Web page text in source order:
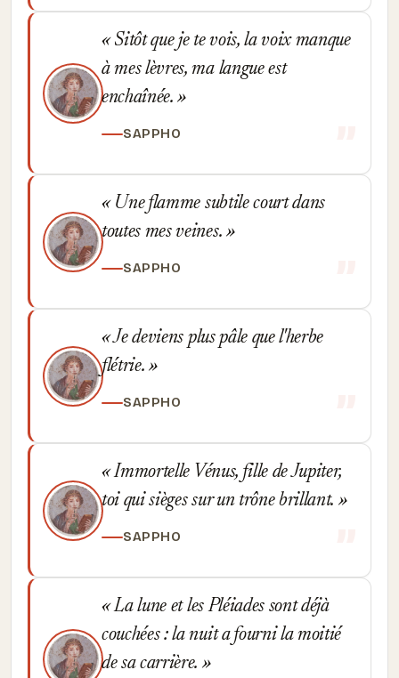
Sitôt que je te vois, la voix manque
à mes lèvres, ma langue est
enchaînée.
SAPPHO
Une flamme subtile court dans
toutes mes veines.
SAPPHO
Je deviens plus pâle que l'herbe
flétrie.
SAPPHO
Immortelle Vénus, fille de Jupiter,
toi qui sièges sur un trône brillant.
SAPPHO
La lune et les Pléiades sont déjà
couchées : la nuit a fourni la moitié
de sa carrière.